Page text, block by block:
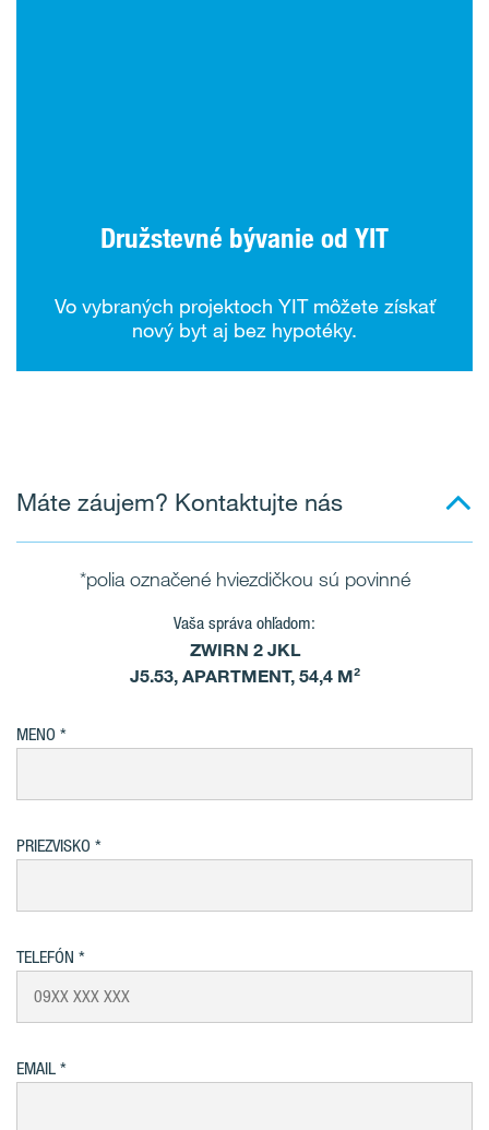
Družstevné bývanie od YIT
Vo vybraných projektoch YIT môžete získať
nový byt aj bez hypotéky.
Máte záujem? Kontaktujte nás
*polia označené hviezdičkou sú povinné
Vaša správa ohľadom:
ZWIRN 2 JKL
J5.53, APARTMENT, 54,4 M²
MENO
PRIEZVISKO
TELEFÓN
EMAIL